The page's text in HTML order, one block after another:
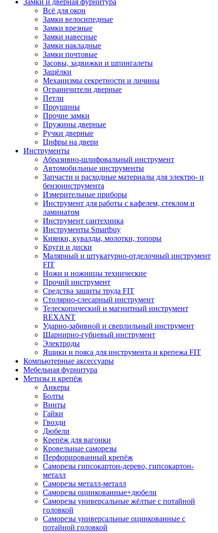
Замки и дверная фурнитура
Всё для окон
Замки велосипедные
Замки врезные
Замки навесные
Замки накладные
Замки почтовые
Засовы, задвижки и шпингалеты
Защёлки
Механизмы секретности и личины
Ограничители дверные
Петли
Проушины
Прочие замки
Пружины дверные
Ручки дверные
Цифры на двери
Инструменты
Абразивно-шлифовальный инструмент
Автомобильные инструменты
Запчасти и расходные материалы для электро- и
бензоинструмента
Измерительные приборы
Инструмент для работы с кафелем, стеклом и
ламинатом
Инструмент сантехника
Инструменты Smartbuy
Киянки, кувалды, молотки, топоры
Круги и диски
Малярный и штукатурно-отделочный инструмент
FIT
Ножи и ножницы технические
Прочий инструмент
Средства защиты труда FIT
Столярно-слесарный инструмент
Телескопический и магнитный инструмент
REXANT
Ударно-забивной и сверлильный инструмент
Шарнирно-губцевый инструмент
Электроды
Ящики и пояса для инструмента и крепежа FIT
Компьютерные аксессуары
Мебельная фурнитура
Метизы и крепёж
Анкеры
Болты
Винты
Гайки
Гвозди
Дюбели
Крепёж для вагонки
Кровельные саморезы
Перфорированный крепёж
Саморезы гипсокартон-дерево, гипсокартон-
металл
Саморезы металл-металл
Саморезы оцинкованные+дюбели
Саморезы универсальные жёлтые с потайной
головкой
Саморезы универсальные оцинкованные с
потайной головкой